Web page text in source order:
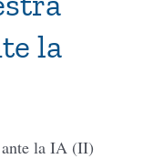
la
ante la IA (II)